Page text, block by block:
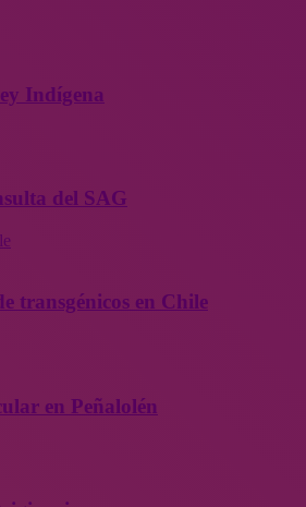
Indígena
del SAG
transgénicos en Chile
en Peñalolén